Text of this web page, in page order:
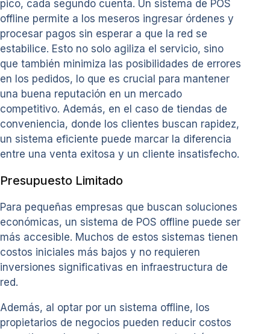
pico, cada segundo cuenta. Un sistema de POS
offline permite a los meseros ingresar órdenes y
procesar pagos sin esperar a que la red se
estabilice. Esto no solo agiliza el servicio, sino
que también minimiza las posibilidades de errores
en los pedidos, lo que es crucial para mantener
una buena reputación en un mercado
competitivo. Además, en el caso de tiendas de
conveniencia, donde los clientes buscan rapidez,
un sistema eficiente puede marcar la diferencia
entre una venta exitosa y un cliente insatisfecho.
Presupuesto Limitado
Para pequeñas empresas que buscan soluciones
económicas, un sistema de POS offline puede ser
más accesible. Muchos de estos sistemas tienen
costos iniciales más bajos y no requieren
inversiones significativas en infraestructura de
red.
Además, al optar por un sistema offline, los
propietarios de negocios pueden reducir costos